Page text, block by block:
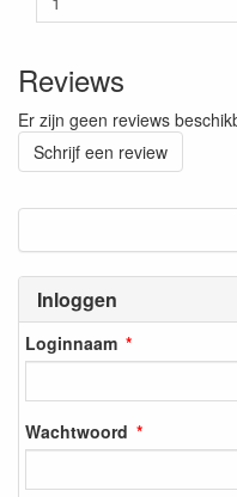
Inloggen
Loginnaam
Wachtwoord
Reviews
Er zijn geen reviews
Schrijf een review